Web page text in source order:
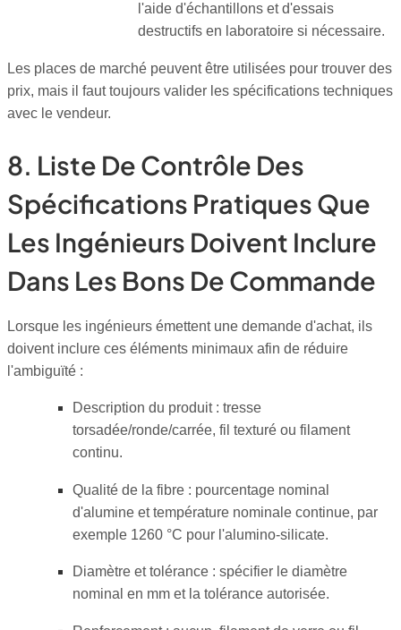
l'aide d'échantillons et d'essais
destructifs en laboratoire si nécessaire.
Les places de marché peuvent être utilisées pour trouver des
prix, mais il faut toujours valider les spécifications techniques
avec le vendeur.
8. Liste De Contrôle Des
Spécifications Pratiques Que
Les Ingénieurs Doivent Inclure
Dans Les Bons De Commande
Lorsque les ingénieurs émettent une demande d'achat, ils
doivent inclure ces éléments minimaux afin de réduire
l'ambiguïté :
Description du produit : tresse
torsadée/ronde/carrée, fil texturé ou filament
continu.
Qualité de la fibre : pourcentage nominal
d'alumine et température nominale continue, par
exemple 1260 °C pour l'alumino-silicate.
Diamètre et tolérance : spécifier le diamètre
nominal en mm et la tolérance autorisée.